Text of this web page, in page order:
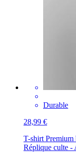
Durable
28,99 €
T-shirt
Réplique culte -